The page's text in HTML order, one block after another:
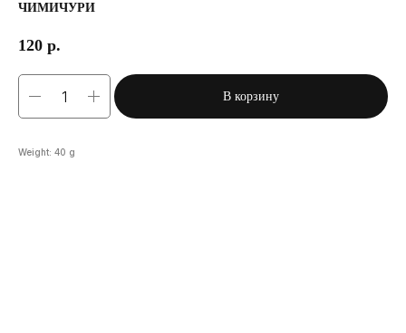
ЧИМИЧУРИ
120 р.
В корзину
Weight: 40 g